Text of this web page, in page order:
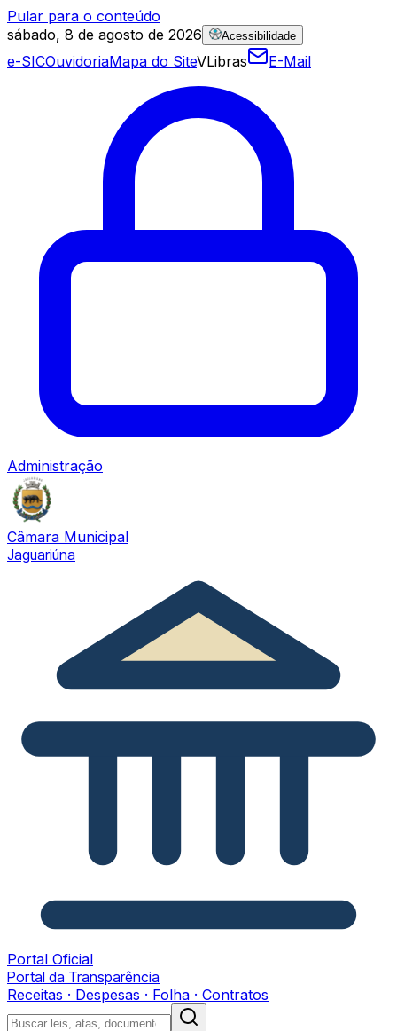
Pular para o conteúdo
sábado, 8 de agosto de 2026
Acessibilidade
e-SICOuvidoriaMapa do SiteVLibras E-Mail
Administração
Câmara Municipal
Jaguariúna
Portal Oficial
Portal da Transparência
Receitas · Despesas · Folha · Contratos